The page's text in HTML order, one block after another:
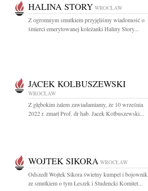
HALINA STORY WROCŁAW
Z ogromnym smutkiem przyjęliśmy wiadomość o
śmierci emerytowanej koleżanki Haliny Story...
JACEK KOLBUSZEWSKI
WROCŁAW
Z głębokim żalem zawiadamiamy, że 10 września
2022 r. zmarł Prof. dr hab. Jacek Kolbuszewski...
WOJTEK SIKORA WROCŁAW
Odszedł Wojtek Sikora świetny kumpel i bojownik
ze smutkiem o tym Leszek i Studencki Komitet...